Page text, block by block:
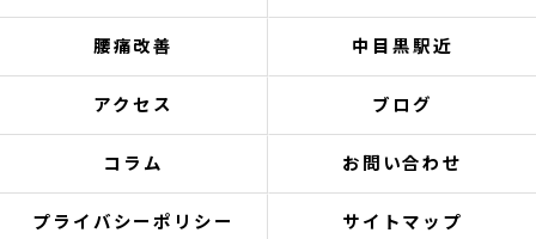
腰痛改善 中目黒駅近
アクセス ブログ
コラム お問い合わせ
プライバシーポリシー サイトマップ